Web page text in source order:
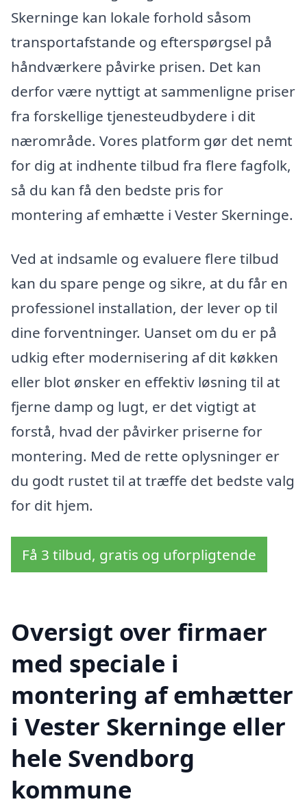
Skerninge kan lokale forhold såsom
transportafstande og efterspørgsel på
håndværkere påvirke prisen. Det kan
derfor være nyttigt at sammenligne priser
fra forskellige tjenesteudbydere i dit
nærområde. Vores platform gør det nemt
for dig at indhente tilbud fra flere fagfolk,
så du kan få den bedste pris for
montering af emhætte i Vester Skerninge.
Ved at indsamle og evaluere flere tilbud
kan du spare penge og sikre, at du får en
professionel installation, der lever op til
dine forventninger. Uanset om du er på
udkig efter modernisering af dit køkken
eller blot ønsker en effektiv løsning til at
fjerne damp og lugt, er det vigtigt at
forstå, hvad der påvirker priserne for
montering. Med de rette oplysninger er
du godt rustet til at træffe det bedste valg
for dit hjem.
Få 3 tilbud, gratis og uforpligtende
Oversigt over firmaer
med speciale i
montering af emhætter
i Vester Skerninge eller
hele Svendborg
kommune